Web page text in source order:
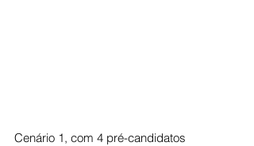
Cenário 1, com 4 pré-candidatos